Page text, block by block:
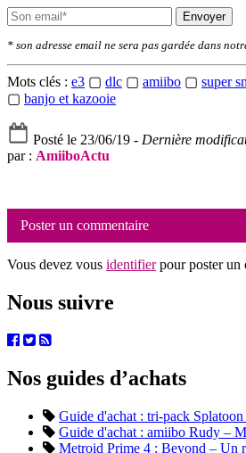
Envoyer
* son adresse email ne sera pas gardée dans
Mots clés : e3 ▢ dlc ▢ amiibo ▢ super
▢ banjo et kazooie
Posté le 23/06/19 - Dernière
par : AmiiboActu
Poster un commentaire
Vous devez vous identifierpour poster un
Nous suivre
Nos guides d’achats
Guide d'achat : tri-pack Splatoon
Guide d'achat : amiibo Rudy –
Metroid Prime 4 : Beyond – Un